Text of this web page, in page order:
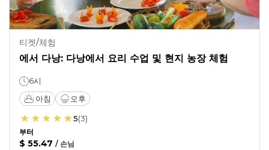
티켓/체험
에서 다낭: 다낭에서 요리 수업 및 현지 농장 체험
6시
아침
오후
5(3)
부터
$ 55.47 / 손님